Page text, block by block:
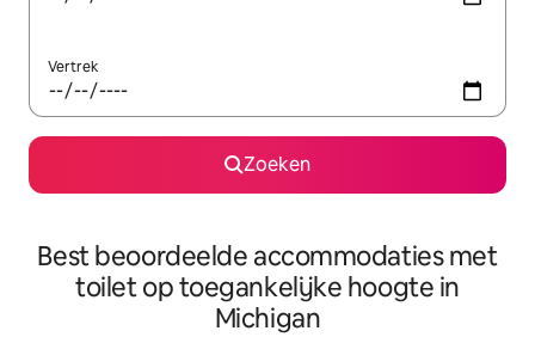
Vertrek
Zoeken
Best beoordeelde accommodaties met
toilet op toegankelijke hoogte in
Michigan